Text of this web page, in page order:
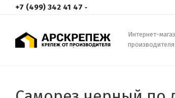
+7 (499) 342 41 47
Интернет-
производителя